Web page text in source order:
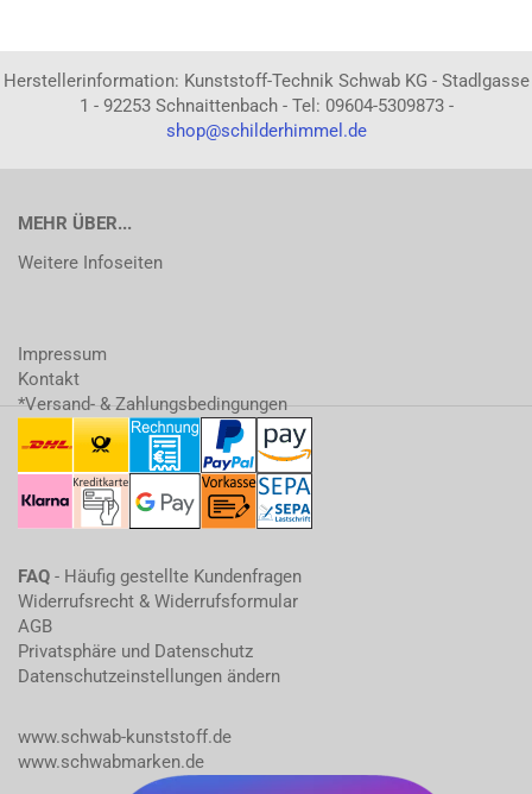
Herstellerinformation: Kunststoff-Technik Schwab KG - Stadlgasse
1 - 92253 Schnaittenbach - Tel: 09604-5309873 -
shop@schilderhimmel.de
MEHR ÜBER...
Weitere Infoseiten
Impressum
Kontakt
*Versand- & Zahlungsbedingungen
FAQ - Häufig gestellte Kundenfragen
Widerrufsrecht & Widerrufsformular
AGB
Privatsphäre und Datenschutz
Datenschutzeinstellungen ändern
www.schwab-kunststoff.de
www.schwabmarken.de